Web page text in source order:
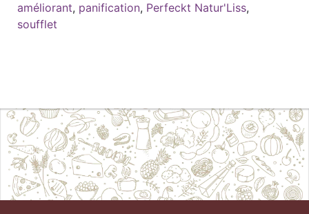
améliorant, panification, Perfeckt Natur'Liss,
soufflet